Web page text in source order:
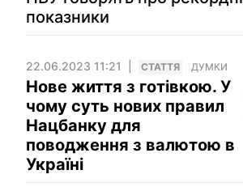
показники
22.06.2023 11:21 СТАТТЯ ДУМКИ
Нове життя з готівкою. У
чому суть нових правил
Нацбанку для
поводження з валютою в
Україні